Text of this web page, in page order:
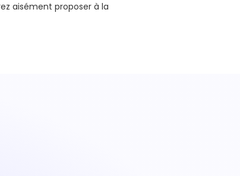
aisément proposer à la